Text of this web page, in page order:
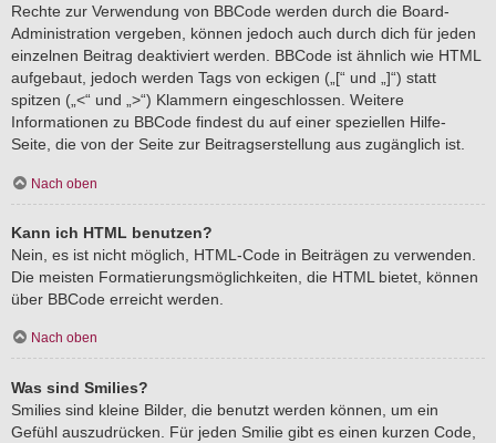
Rechte zur Verwendung von BBCode werden durch die Board-
Administration vergeben, können jedoch auch durch dich für jeden
einzelnen Beitrag deaktiviert werden. BBCode ist ähnlich wie HTML
aufgebaut, jedoch werden Tags von eckigen („[“ und „]“) statt
spitzen („<“ und „>“) Klammern eingeschlossen. Weitere
Informationen zu BBCode findest du auf einer speziellen Hilfe-
Seite, die von der Seite zur Beitragserstellung aus zugänglich ist.
Nach oben
Kann ich HTML benutzen?
Nein, es ist nicht möglich, HTML-Code in Beiträgen zu verwenden.
Die meisten Formatierungsmöglichkeiten, die HTML bietet, können
über BBCode erreicht werden.
Nach oben
Was sind Smilies?
Smilies sind kleine Bilder, die benutzt werden können, um ein
Gefühl auszudrücken. Für jeden Smilie gibt es einen kurzen Code,